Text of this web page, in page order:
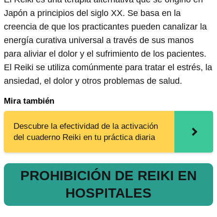
Japón a principios del siglo XX. Se basa en la
creencia de que los practicantes pueden canalizar la
energía curativa universal a través de sus manos
para aliviar el dolor y el sufrimiento de los pacientes.
El Reiki se utiliza comúnmente para tratar el estrés, la
ansiedad, el dolor y otros problemas de salud.
Mira también
Descubre la efectividad de la activación
del cuaderno Reiki en tu práctica diaria
PROHIBICIÓN DE REIKI EN
HOSPITALES